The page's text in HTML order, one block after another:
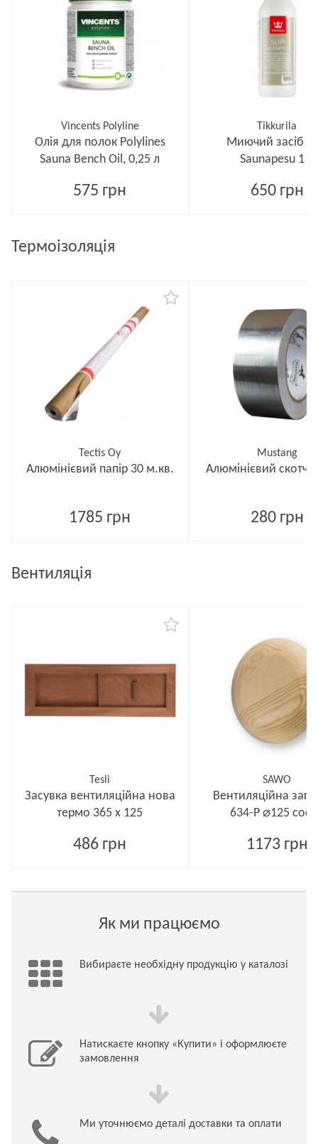
Vincents Polyline
Олія для полок Polylines
Sauna Bench Oil, 0,25 л
575 грн
Tikkurila
Миючий засіб
Saunapesu 1 л
650 грн
Термоізоляція
Tectis Oy
Алюмінієвий папір 30 м.кв.
1785 грн
Mustang
Алюмінієвий скотч
280 грн
Вентиляція
Tesli
Засувка вентиляційна нова
термо 365 x 125
486 грн
SAWO
Вентиляційна
634-P ⌀125
1173 грн
Як ми працюємо
Вибираєте необхідну продукцію у каталозі
Натискаєте кнопку «Купити» і оформлюєте
замовлення
Ми уточнюємо деталі доставки та оплати